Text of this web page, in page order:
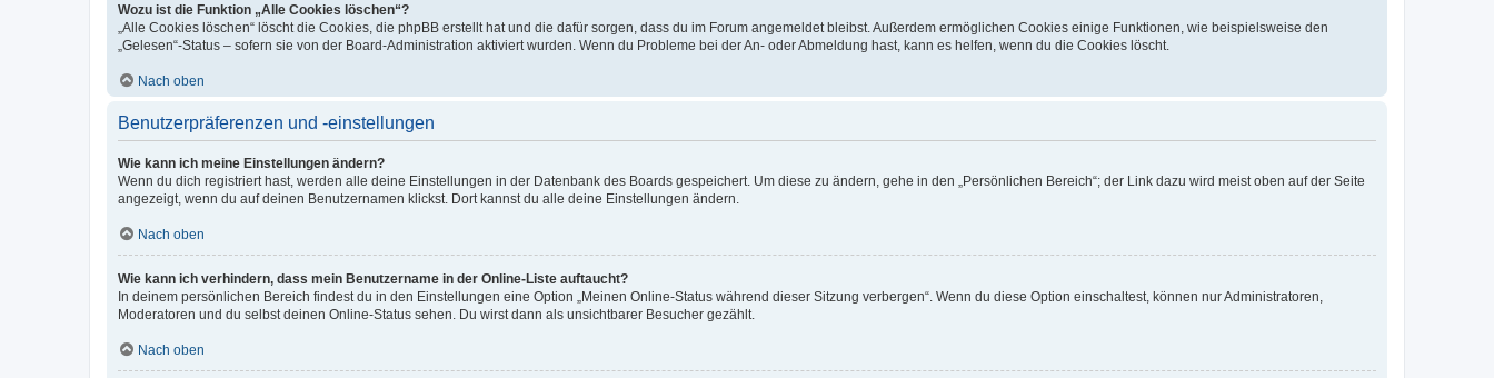
Wozu ist die Funktion „Alle Cookies löschen“?
„Alle Cookies löschen“ löscht die Cookies, die phpBB erstellt hat und die dafür sorgen, dass du im Forum angemeldet bleibst. Außerdem ermöglichen Cookies einige Funktionen, wie beispielsweise den
„Gelesen“-Status – sofern sie von der Board-Administration aktiviert wurden. Wenn du Probleme bei der An- oder Abmeldung hast, kann es helfen, wenn du die Cookies löscht.
Nach oben
Benutzerpräferenzen und -einstellungen
Wie kann ich meine Einstellungen ändern?
Wenn du dich registriert hast, werden alle deine Einstellungen in der Datenbank des Boards gespeichert. Um diese zu ändern, gehe in den „Persönlichen Bereich“; der Link dazu wird meist oben auf der Seite
angezeigt, wenn du auf deinen Benutzernamen klickst. Dort kannst du alle deine Einstellungen ändern.
Nach oben
Wie kann ich verhindern, dass mein Benutzername in der Online-Liste auftaucht?
In deinem persönlichen Bereich findest du in den Einstellungen eine Option „Meinen Online-Status während dieser Sitzung verbergen“. Wenn du diese Option einschaltest, können nur Administratoren,
Moderatoren und du selbst deinen Online-Status sehen. Du wirst dann als unsichtbarer Besucher gezählt.
Nach oben